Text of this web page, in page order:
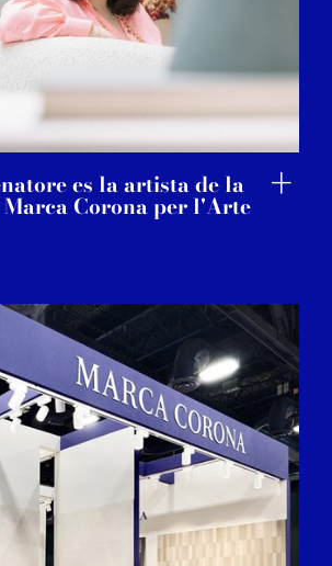
es la artista de la
Corona per l'Arte